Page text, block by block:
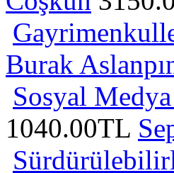
Burak
Sosyal
1040.00TL